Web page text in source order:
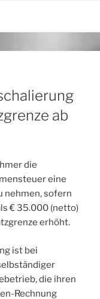
ab
die
eine
nehmen, sofern
€ 35.000 (netto)
erhöht.
ist bei
die ihren
Rechnung